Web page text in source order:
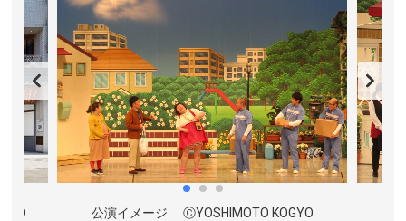
乗船料金／おとな 1,500円、学生(中学生以上) 1,000
円、こども(小学生) 400円 ※始発1時間前に開場の乗船
券売り場で便指定で購入
運航時間／詳しくは公式サイトをご確認ください
アクセス／大阪メトロ御堂筋線 なんば駅より徒歩約5
分。南海本線・高野線 なんば駅より徒歩約10分。近
鉄・阪神 大阪難波駅より徒歩約5分。
乗船場所／太左衛門橋船着場
お問い合わせ／06-6441-0532(一本松海運株式会社)
公演イメージ ⒸYOSHIMOTO KOGYO